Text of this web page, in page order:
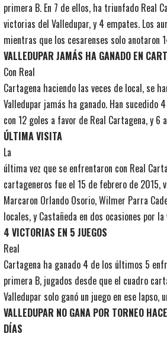
primera B. En 7 de ellos, ha triunfado Real
victorias del Valledupar, y 4 empates. Los
mientras que los cesarenses solo anotaron
VALLEDUPAR JAMÁS HA GANADO EN
Con Real
Cartagena haciendo las veces de local, se
Valledupar jamás ha ganado. Han sucedido
con 12 goles a favor de Real Cartagena, y 6
ÚLTIMA VISITA
La
última vez que se enfrentaron con Real
cartageneros fue el 15 de febrero de
Marcaron Orlando Osorio, Wilmer Parra
locales, y Castañeda en dos ocasiones por
4 VICTORIAS EN 5 JUEGOS
Real
Cartagena ha ganado 4 de los últimos 5
primera B, jugados desde que el cuadro
Valledupar solo ganó un juego en ese
VALLEDUPAR NO GANA POR TORNEO
DÍAS